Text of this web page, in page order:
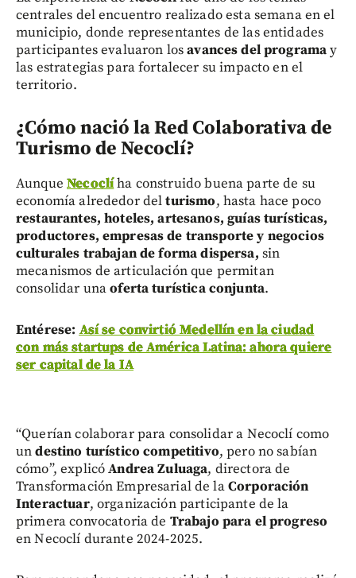
centrales del encuentro realizado esta semana en el
municipio, donde representantes de las entidades
participantes evaluaron losavances del programay
las estrategias para fortalecer su impacto en el
territorio.
¿Cómo nació la Red Colaborativa de
Turismo de Necoclí?
AunqueNecoclíha construido buena parte de su
economía alrededor delturismo, hasta hace poco
restaurantes, hoteles, artesanos, guías turísticas,
productores, empresas de transporte y negocios
culturales trabajan de forma dispersa, sin
mecanismos de articulación que permitan
consolidar unaoferta turística conjunta.
Entérese: Así se convirtió Medellín en la ciudad
con más startups de América Latina: ahora quiere
ser capital de la IA
“Querían colaborar para consolidar a Necoclí como
undestino turístico competitivo, pero no sabían
cómo”, explicóAndrea Zuluaga, directora de
Transformación Empresarial de laCorporación
Interactuar, organización participante de la
primera convocatoria de Trabajo para el progreso
en Necoclí durante 2024-2025.